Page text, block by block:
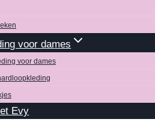
voor dames
voor dames
Evy